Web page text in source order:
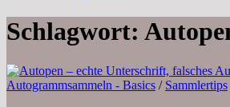
Schlagwort:
Autogrammsammeln - Basics / Sammlertips